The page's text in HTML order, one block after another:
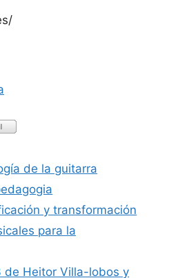
de la guitarra
y transformación
para la
de Heitor Villa-lobos y